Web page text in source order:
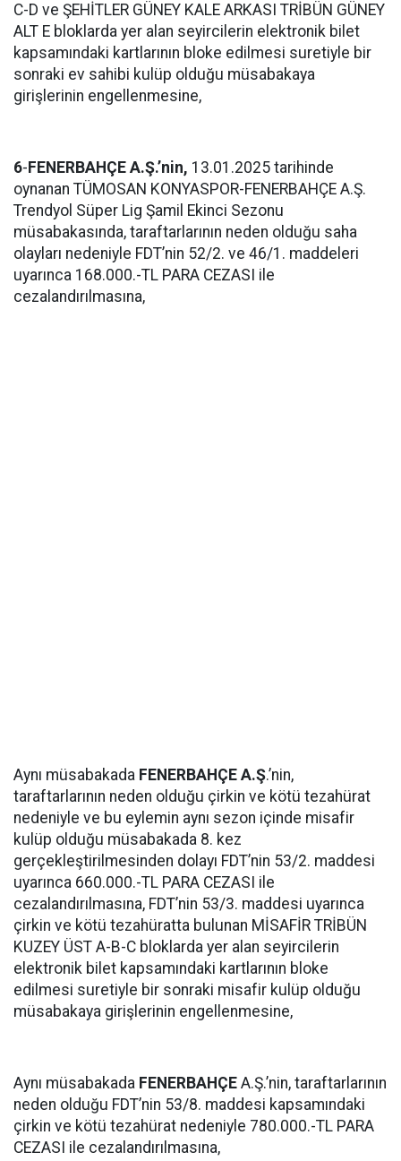
C-D ve ŞEHİTLER GÜNEY KALE ARKASI TRİBÜN GÜNEY
ALT E bloklarda yer alan seyircilerin elektronik bilet
kapsamındaki kartlarının bloke edilmesi suretiyle bir
sonraki ev sahibi kulüp olduğu müsabakaya
girişlerinin engellenmesine,
6- FENERBAHÇE A.Ş.’nin, 13.01.2025 tarihinde
oynanan TÜMOSAN KONYASPOR-FENERBAHÇE A.Ş.
Trendyol Süper Lig Şamil Ekinci Sezonu
müsabakasında, taraftarlarının neden olduğu saha
olayları nedeniyle FDT’nin 52/2. ve 46/1. maddeleri
uyarınca 168.000.-TL PARA CEZASI ile
cezalandırılmasına,
Aynı müsabakada FENERBAHÇE A.Ş.’nin,
taraftarlarının neden olduğu çirkin ve kötü tezahürat
nedeniyle ve bu eylemin aynı sezon içinde misafir
kulüp olduğu müsabakada 8. kez
gerçekleştirilmesinden dolayı FDT’nin 53/2. maddesi
uyarınca 660.000.-TL PARA CEZASI ile
cezalandırılmasına, FDT’nin 53/3. maddesi uyarınca
çirkin ve kötü tezahüratta bulunan MİSAFİR TRİBÜN
KUZEY ÜST A-B-C bloklarda yer alan seyircilerin
elektronik bilet kapsamındaki kartlarının bloke
edilmesi suretiyle bir sonraki misafir kulüp olduğu
müsabakaya girişlerinin engellenmesine,
Aynı müsabakada FENERBAHÇE A.Ş.’nin, taraftarlarının
neden olduğu FDT’nin 53/8. maddesi kapsamındaki
çirkin ve kötü tezahürat nedeniyle 780.000.-TL PARA
CEZASI ile cezalandırılmasına,